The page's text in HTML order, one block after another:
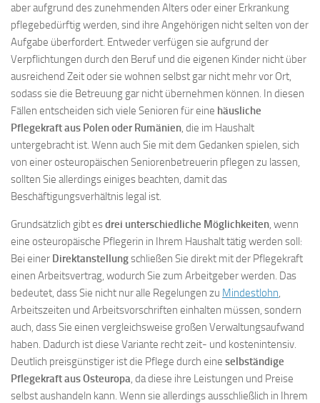
aber aufgrund des zunehmenden Alters oder einer Erkrankung
pflegebedürftig werden, sind ihre Angehörigen nicht selten von der
Aufgabe überfordert. Entweder verfügen sie aufgrund der
Verpflichtungen durch den Beruf und die eigenen Kinder nicht über
ausreichend Zeit oder sie wohnen selbst gar nicht mehr vor Ort,
sodass sie die Betreuung gar nicht übernehmen können. In diesen
Fällen entscheiden sich viele Senioren für eine häusliche
Pflegekraft aus Polen oder Rumänien, die im Haushalt
untergebracht ist. Wenn auch Sie mit dem Gedanken spielen, sich
von einer osteuropäischen Seniorenbetreuerin pflegen zu lassen,
sollten Sie allerdings einiges beachten, damit das
Beschäftigungsverhältnis legal ist.
Grundsätzlich gibt esdrei unterschiedliche Möglichkeiten, wenn
eine osteuropäische Pflegerin in Ihrem Haushalt tätig werden soll:
Bei einer Direktanstellungschließen Sie direkt mit der Pflegekraft
einen Arbeitsvertrag, wodurch Sie zum Arbeitgeber werden. Das
bedeutet, dass Sie nicht nur alle Regelungen zu Mindestlohn,
Arbeitszeiten und Arbeitsvorschriften einhalten müssen, sondern
auch, dass Sie einen vergleichsweise großen Verwaltungsaufwand
haben. Dadurch ist diese Variante recht zeit- und kostenintensiv.
Deutlich preisgünstiger ist die Pflege durch eine selbständige
Pflegekraft aus Osteuropa, da diese ihre Leistungen und Preise
selbst aushandeln kann. Wenn sie allerdings ausschließlich in Ihrem